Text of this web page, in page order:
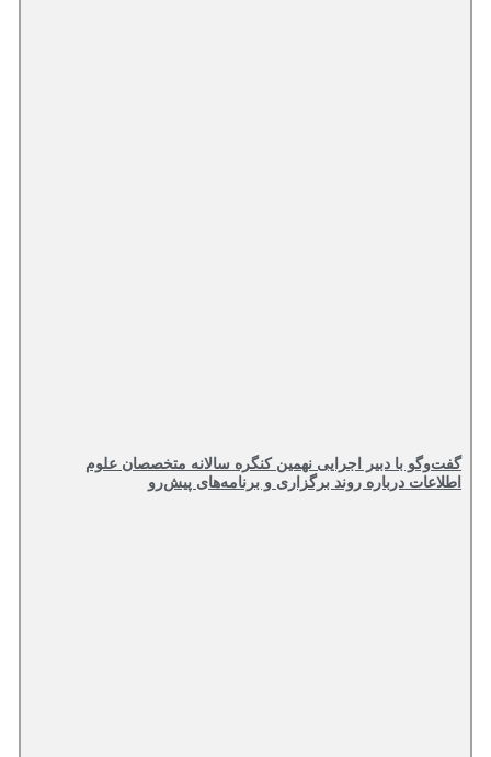
گفت‌وگو با دبیر اجرایی نهمین کنگره سالانه متخصصان علوم
اطلاعات درباره روند برگزاری و برنامه‌های پیش‌رو